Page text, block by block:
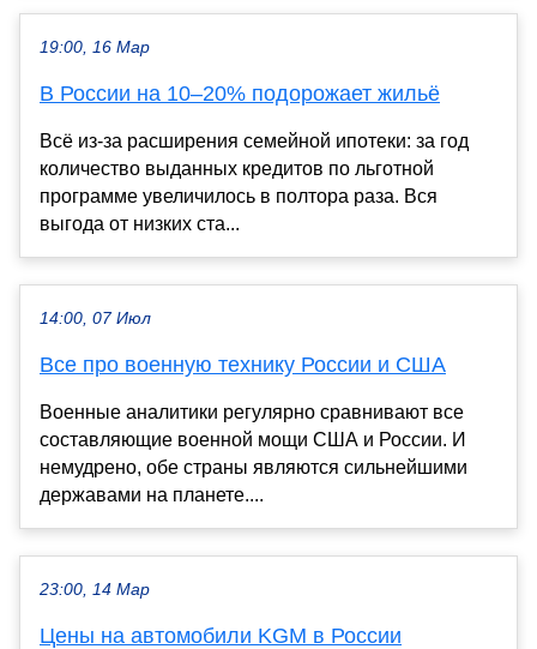
19:00, 16 Мар
В России на 10–20% подорожает жильё
Всё из-за расширения семейной ипотеки: за год
количество выданных кредитов по льготной
программе увеличилось в полтора раза. Вся
выгода от низких ста...
14:00, 07 Июл
Все про военную технику России и США
Военные аналитики регулярно сравнивают все
составляющие военной мощи США и России. И
немудрено, обе страны являются сильнейшими
державами на планете....
23:00, 14 Мар
Цены на автомобили KGM в России